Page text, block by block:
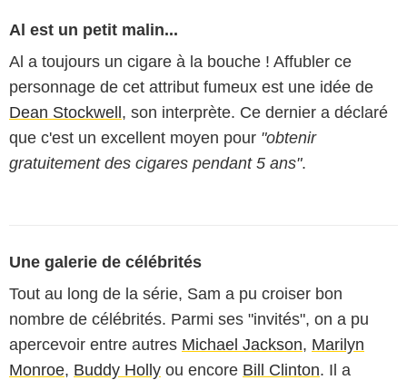
Al est un petit malin...
Al a toujours un cigare à la bouche ! Affubler ce
personnage de cet attribut fumeux est une idée de
Dean Stockwell , son interprète. Ce dernier a déclaré
que c'est un excellent moyen pour "obtenir
gratuitement des cigares pendant 5 ans".
Une galerie de célébrités
Tout au long de la série, Sam a pu croiser bon
nombre de célébrités. Parmi ses "invités", on a pu
apercevoir entre autres Michael Jackson, Marilyn
Monroe, Buddy Holly ou encore Bill Clinton. Il a